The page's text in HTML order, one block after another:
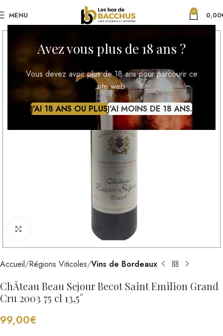
Avez vous plus de 18 ans ?
Vous devez avoir plus de 18 ans pour parcourir ce
site web.
J'AI 18 ANS OU PLUSJ'AI MOINS DE 18 ANS.
MENU 0 0,00
Cliquez pour agrandir
Accueil Régions Viticoles Vins de Bordeaux
ChÂteau Beau Sejour Becot Saint Emilion Grand
Cru 2003 75 cl 13,5°
99,00€